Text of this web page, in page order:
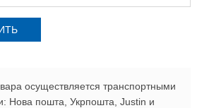
осуществляется транспортными
Нова пошта, Укрпошта, Justin и